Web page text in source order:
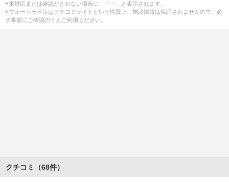
※未対応または確認がとれない場合に、「―」と表示されます。
※フォートラベルはクチコミサイトという性質上、施設情報は保証されませんので、必
ず事前にご確認のうえご利用ください。
クチコミ（68件）